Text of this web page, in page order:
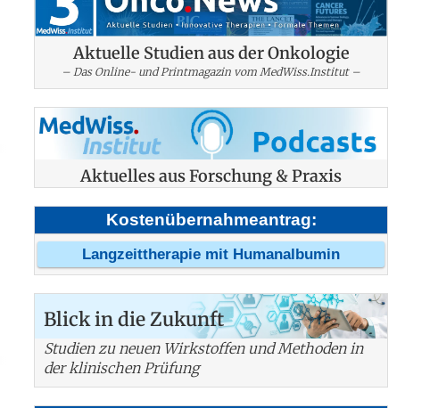
Aktuelle Studien aus der Onkologie
– Das Online- und Printmagazin vom MedWiss.Institut –
Aktuelles aus Forschung & Praxis
Kostenübernahmeantrag:
Langzeittherapie mit Humanalbumin
Blick in die Zukunft
Studien zu neuen Wirkstoffen und Methoden in
der klinischen Prüfung